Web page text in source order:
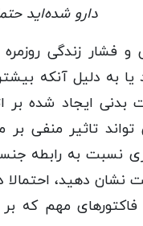
دارو شده‌اید
زندگی روزمره
به دلیل آنکه
بدنی ایجاد شده
تاثیر منفی
نسبت به رابطه
نشان دهید،
فاکتورهای مهم که